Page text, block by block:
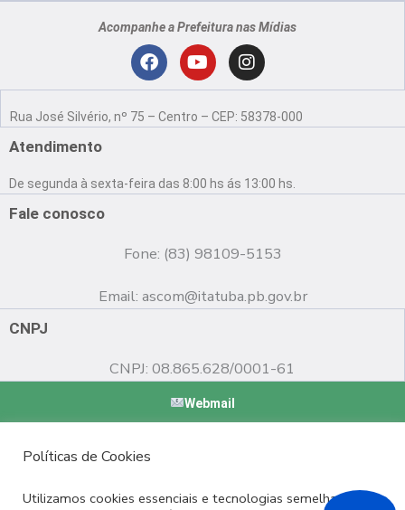
Acompanhe a Prefeitura nas Mídias
F
c
o
o
Y
u
b
e
I
n
s
g
r
Rua José Silvério, nº 75 – Centro – CEP: 58378-000
Atendimento
De segunda à sexta-feira das 8:00 hs ás 13:00 hs.
Fale conosco
Fone: (83) 98109-5153
Email: ascom@itatuba.pb.gov.br
CNPJ
CNPJ: 08.865.628/0001-61
Webmail
Políticas de Cookies
Utilizamos cookies essenciais e tecnologias semelhantes de